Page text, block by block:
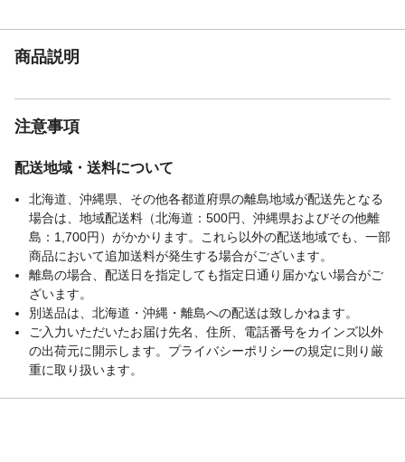
商品説明
注意事項
配送地域・送料について
北海道、沖縄県、その他各都道府県の離島地域が配送先となる
場合は、地域配送料（北海道：500円、沖縄県およびその他離
島：1,700円）がかかります。これら以外の配送地域でも、一部
商品において追加送料が発生する場合がございます。
離島の場合、配送日を指定しても指定日通り届かない場合がご
ざいます。
別送品は、北海道・沖縄・離島への配送は致しかねます。
ご入力いただいたお届け先名、住所、電話番号をカインズ以外
の出荷元に開示します。プライバシーポリシーの規定に則り厳
重に取り扱います。